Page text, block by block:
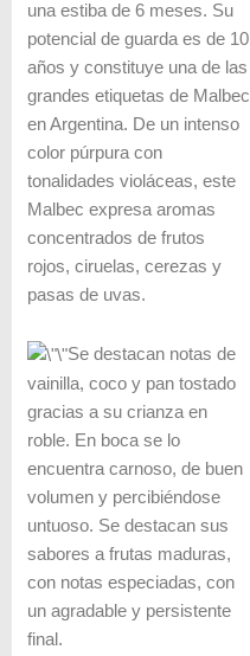
una estiba de 6 meses. Su
potencial de guarda es de 10
años y constituye una de las
grandes etiquetas de Malbec
en Argentina. De un intenso
color púrpura con
tonalidades violáceas, este
Malbec expresa aromas
concentrados de frutos
rojos, ciruelas, cerezas y
pasas de uvas.
Se destacan notas de
vainilla, coco y pan tostado
gracias a su crianza en
roble. En boca se lo
encuentra carnoso, de buen
volumen y percibiéndose
untuoso. Se destacan sus
sabores a frutas maduras,
con notas especiadas, con
un agradable y persistente
final.